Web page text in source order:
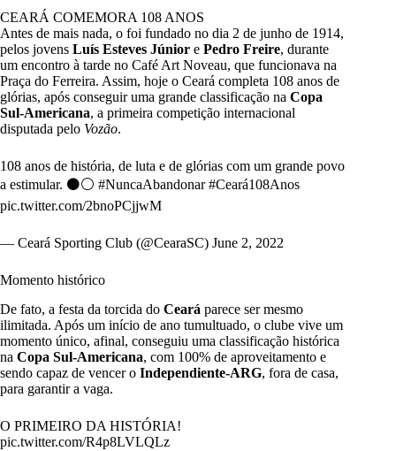
CEARÁ COMEMORA 108 ANOS
Antes de mais nada, o foi fundado no dia 2 de junho de 1914,
pelos jovens Luís Esteves Júnior e Pedro Freire, durante
um encontro à tarde no Café Art Noveau, que funcionava na
Praça do Ferreira. Assim, hoje o Ceará completa 108 anos de
glórias, após conseguir uma grande classificação na Copa
Sul-Americana, a primeira competição internacional
disputada pelo Vozão.
108 anos de história, de luta e de glórias com um grande povo
a estimular. ⚫⚪ #NuncaAbandonar #Ceará108Anos
pic.twitter.com/2bnoPCjjwM
— Ceará Sporting Club (@CearaSC) June 2, 2022
Momento histórico
De fato, a festa da torcida do Ceará parece ser mesmo
ilimitada. Após um início de ano tumultuado, o clube vive um
momento único, afinal, conseguiu uma classificação histórica
na Copa Sul-Americana, com 100% de aproveitamento e
sendo capaz de vencer o Independiente-ARG, fora de casa,
para garantir a vaga.
O PRIMEIRO DA HISTÓRIA!
pic.twitter.com/R4p8LVLQLz